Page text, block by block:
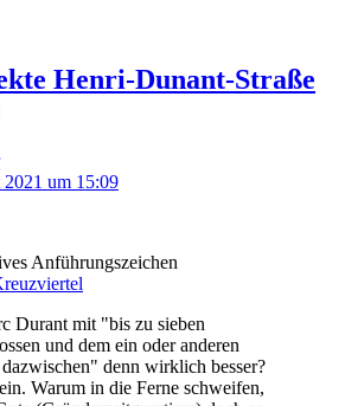
Henri-Dunant-Straße
2021 um 15:09
Durant mit "bis zu sieben
und dem ein oder anderen
denn wirklich besser?
Warum in die Ferne schweifen,